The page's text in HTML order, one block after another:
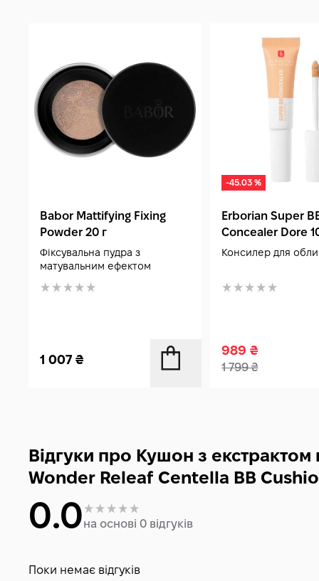
Babor Mattifying Fixing
Powder 20 г
Фіксувальна пудра з
матувальним ефектом
1 007 ₴
-45.03 %
Erborian Super
Concealer Dore
Консилер для
989₴
1 799₴
Відгуки про Кушон з
Wonder Releaf Centella BB
0.0на основі 0 відгуків
Поки немає відгуків